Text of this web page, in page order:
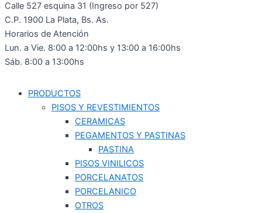
Calle 527 esquina 31 (Ingreso por 527)
C.P. 1900 La Plata, Bs. As.
Horarios de Atención
Lun. a Vie. 8:00 a 12:00hs y 13:00 a 16:00hs
Sáb. 8:00 a 13:00hs
PRODUCTOS
PISOS Y REVESTIMIENTOS
CERAMICAS
PEGAMENTOS Y PASTINAS
PASTINA
PISOS VINILICOS
PORCELANATOS
PORCELANICO
OTROS